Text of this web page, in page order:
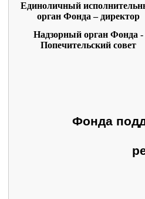
Единоличный
орган Фонда – директор
Надзорный орган Фонда -
Попечительский совет
Фонда